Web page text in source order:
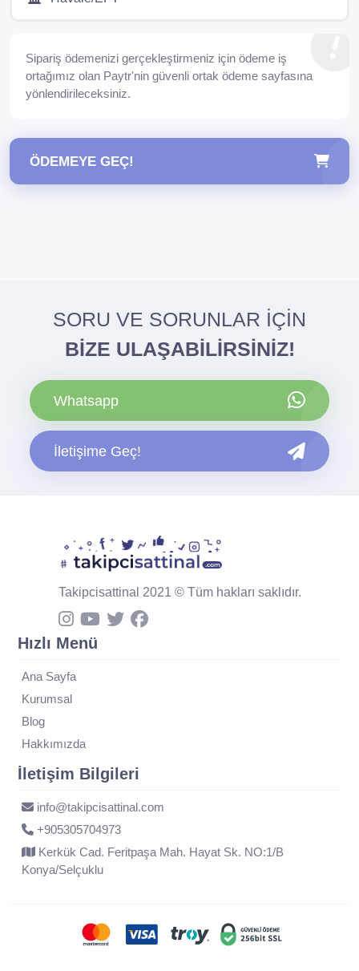
Sipariş ödemenizi gerçekleştirmeniz için ödeme iş
ortağımız olan Paytr'nin güvenli ortak ödeme sayfasına
yönlendirileceksiniz.
ÖDEMEYE GEÇ!
SORU VE SORUNLAR İÇİN
BİZE ULAŞABİLİRSİNİZ!
Whatsapp
İletişime Geç!
Takipcisattinal 2021 © Tüm hakları saklıdır.
Hızlı Menü
Ana Sayfa
Kurumsal
Blog
Hakkımızda
İletişim Bilgileri
info@takipcisattinal.com
+905305704973
Kerkük Cad. Feritpaşa Mah. Hayat Sk. NO:1/B
Konya/Selçuklu